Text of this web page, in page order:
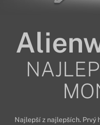
Najlepší z najlepších. Prvý